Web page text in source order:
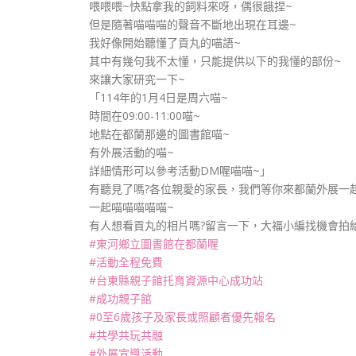
喂喂喂~快點拿我的飼料來呀，偶很餓捏~
但是隨著喵喵喵的聲音不斷地出現在耳邊~
我好像開始聽懂了貢丸的喵語~
其中有幾句我不太懂，只能提供以下的我懂的部份~
來讓大家研究一下~
「114年的1月4日是周六喵~
時間在09:00-11:00喵~
地點在都蘭那邊的圖書館喵~
有外展活動的喵~
詳細情形可以參考活動DM喔喵喵~」
有聽見了嗎?各位親愛的家長，我們等你來都蘭外展一
一起喵喵喵喵喵~
有人想看貢丸的相片嗎?留言一下，大福小編找機會拍
#東河鄉立圖書館在都蘭喔
#活動全程免費
#台東縣親子館托育資源中心成功站
#成功親子館
#0至6歲孩子及家長或照顧者優先報名
#共學共玩共融